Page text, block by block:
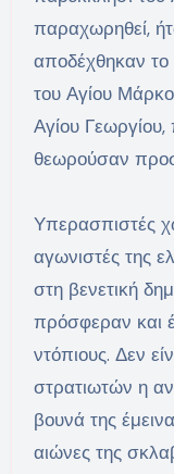
παραχωρηθεί,
αποδέχθηκαν το
του Αγίου
Αγίου Γεωργίου,
θεωρούσαν
Υπερασπιστές
αγωνιστές της
στη βενετική
πρόσφεραν και
ντόπιους. Δεν
στρατιωτών η
βουνά της
αιώνες της